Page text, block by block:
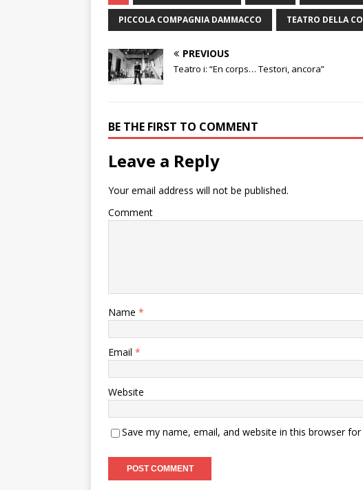
PICCOLA COMPAGNIA DAMMACCO TEATRO DELLA
PREVIOUS
Teatro i: “En corps… Testori, ancora”
BE THE FIRST TO COMMENT
Leave a Reply
Your email address will not be published.
Comment
Name *
Email *
Website
Save my name, email, and website in this browser